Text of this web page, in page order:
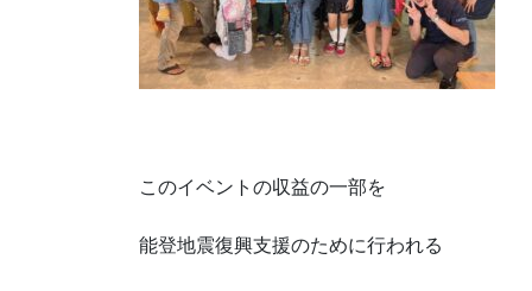
このイベントの収益の一部を
能登地震復興支援のために行われる